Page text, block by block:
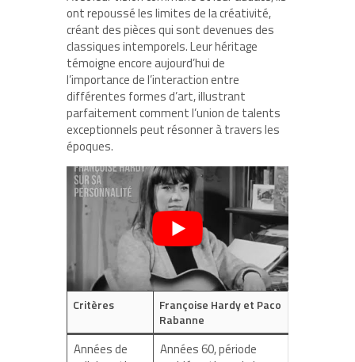
ont repoussé les limites de la créativité,
créant des pièces qui sont devenues des
classiques intemporels. Leur héritage
témoigne encore aujourd’hui de
l’importance de l’interaction entre
différentes formes d’art, illustrant
parfaitement comment l’union de talents
exceptionnels peut résonner à travers les
époques.
Critères
Françoise Hardy et Paco
Rabanne
Années de
Années 60, période